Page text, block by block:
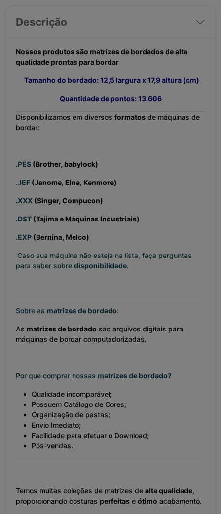
Descrição
Nossos produtos são matrizes de bordados de alta
qualidade prontas para bordar
Tamanho do bordado: 12,5 largura x 17,9 altura (cm)
Quantidade de pontos: 13.606
Disponibilizamos em diversos formatos de máquinas de
bordar:
.PES (Brother, babylock)
.JEF (Janome, Elna, Kenmore)
.XXX (Singer, Compucon)
.DST (Tajima e Máquinas Industriais)
.EXP (Bernina, Melco)
Caso sua máquina não esteja na lista, faça perguntas
para saber sobre disponibilidade.
Sobre as matrizes de bordado:
As matrizes de bordado são arquivos digitais para
máquinas de bordar computadorizadas.
Por que comprar nossas matrizes de bordado?
Qualidade incomparável;
Possuem Catálogo de Cores;
Organização de pastas;
Envio Imediato;
Facilidade para efetuar o Download;
Pós-vendas.
Temos muitas coleções de matrizes de alta qualidade,
proporcionando costuras perfeitas e ótimo acabamento.